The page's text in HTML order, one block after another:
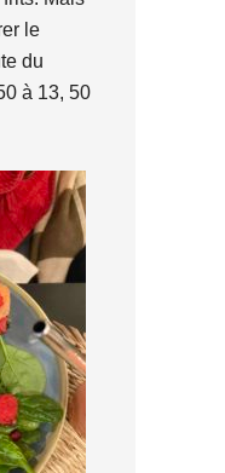
le
du
à 13, 50